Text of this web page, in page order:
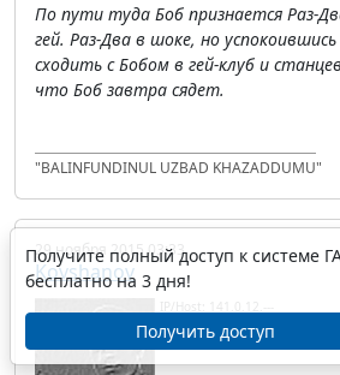
По пути туда Боб признается Раз-
гей. Раз-Два в шоке, но
сходить с Бобом в гей-клуб и
что Боб завтра сядет.
"BALINFUNDINUL UZBAD KHAZADDUMU"
29 ноября 2015 03:33
Kovshanov
IP/Host: 141.0.12.---
Дата регистрации: 07.08.2014
Сообщений: 9 905
Получите полный доступ к системе
бесплатно на 3 дня!
Получить доступ